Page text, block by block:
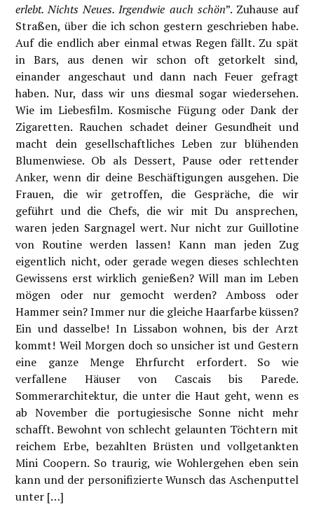
erlebt. Nichts Neues. Irgendwie auch schön”. Zuhause auf
Straßen, über die ich schon gestern geschrieben habe.
Auf die endlich aber einmal etwas Regen fällt. Zu spät
in Bars, aus denen wir schon oft getorkelt sind,
einander angeschaut und dann nach Feuer gefragt
haben. Nur, dass wir uns diesmal sogar wiedersehen.
Wie im Liebesfilm. Kosmische Fügung oder Dank der
Zigaretten. Rauchen schadet deiner Gesundheit und
macht dein gesellschaftliches Leben zur blühenden
Blumenwiese. Ob als Dessert, Pause oder rettender
Anker, wenn dir deine Beschäftigungen ausgehen. Die
Frauen, die wir getroffen, die Gespräche, die wir
geführt und die Chefs, die wir mit Du ansprechen,
waren jeden Sargnagel wert. Nur nicht zur Guillotine
von Routine werden lassen! Kann man jeden Zug
eigentlich nicht, oder gerade wegen dieses schlechten
Gewissens erst wirklich genießen? Will man im Leben
mögen oder nur gemocht werden? Amboss oder
Hammer sein? Immer nur die gleiche Haarfarbe küssen?
Ein und dasselbe! In Lissabon wohnen, bis der Arzt
kommt! Weil Morgen doch so unsicher ist und Gestern
eine ganze Menge Ehrfurcht erfordert. So wie
verfallene Häuser von Cascais bis Parede.
Sommerarchitektur, die unter die Haut geht, wenn es
ab November die portugiesische Sonne nicht mehr
schafft. Bewohnt von schlecht gelaunten Töchtern mit
reichem Erbe, bezahlten Brüsten und vollgetankten
Mini Coopern. So traurig, wie Wohlergehen eben sein
kann und der personifizierte Wunsch das Aschenputtel
unter […]